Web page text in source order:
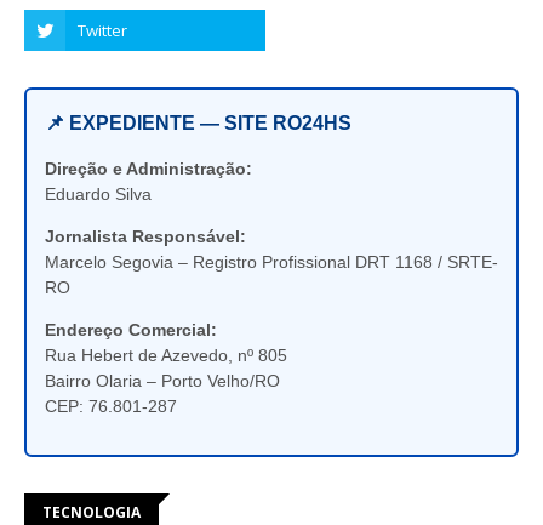
📌 EXPEDIENTE — SITE RO24HS
Direção e Administração:
Eduardo Silva
Jornalista Responsável:
Marcelo Segovia – Registro Profissional DRT 1168 / SRTE-
RO
Endereço Comercial:
Rua Hebert de Azevedo, nº 805
Bairro Olaria – Porto Velho/RO
CEP: 76.801-287
TECNOLOGIA